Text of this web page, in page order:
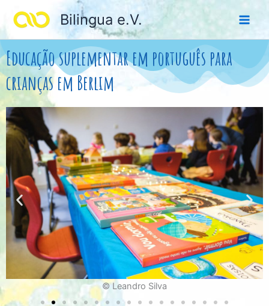
para
conteúdo
Bilingua e.V.
Educação suplementar em português para
crianças em Berlim
© Leandro Silva